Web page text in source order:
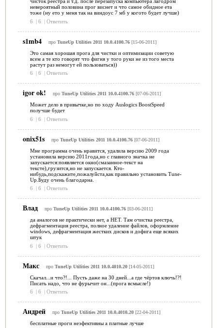
невероятный половина прог виснет и что самое обидное ета
тоже (ну ето у меня так на виндоус 7 мб у когото будет лучше)
6
| 6 | Ответить
s1mb4 про TuneUp Utilities 2011 10.0.4100.76[15-06-2011]
Это самая хорошая прога для чистки и оптимизации советую
всем а те кто говорят что фигня у того руки не из того места
растут раз немогут ей пользоваться))
6
| 6 | Ответить
igor ok! про TuneUp Utilities 2011 10.0.4100.76[07-06-2011]
Может дело в привычке,но по ходу Auslogics BoostSpeed
получше будет
6
| 6 | Ответить
onix51s про TuneUp Utilities 2011 10.0.4100.76[07-06-2011]
Мне программа очень нравится, удалила версию 2009 года
установила версию 2011года,но с главного значка не
запускается:появляется окно(смазанное-текст на
тексте),грузится,но не запускается. Кто-
нибудь,подскажите,пожалуйста,как правильно установить Tune-
Up.Буду очень благодарна.
6
| 6 | Ответить
Влад про TuneUp Utilities 2011 10.0.4100.76[03-06-2011]
да аналогов не практически нет, а НЕТ. Там очистка реестра,
дефрагментация реестра, полное удаление файлов, оформление
windows, дефрагментация жестких дисков и дофига еще всяких
штук
6
| 6 | Ответить
Макс про TuneUp Utilities 2011 10.0.4010.20[14-05-2011]
Скачал...и что?!... Пусть даже на 30 дней...а где чёртов ключь!?!
Писать надо, что не фурычит он...(прога всмысле!)
6
| 6 | Ответить
Андрей про TuneUp Utilities 2011 10.0.4010.20[22-04-2011]
бесплатные проги неэфективны а платные лучше